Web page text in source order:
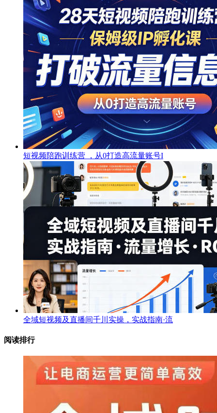
短视频陪跑训练营 ，从0打造高流量账号I
全域短视频及直播间千川实操，实战指南·流
阅读排行